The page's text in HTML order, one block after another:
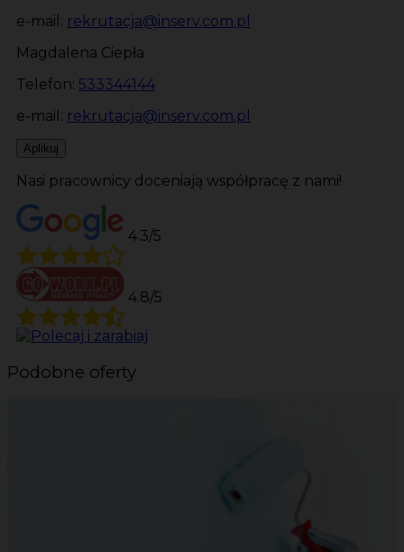
e-mail: rekrutacja@inserv.com.pl
Magdalena Ciepła
Telefon: 533344144
e-mail: rekrutacja@inserv.com.pl
Aplikuj
Nasi pracownicy doceniają współpracę z nami!
4.3/5
4.8/5
Podobne oferty